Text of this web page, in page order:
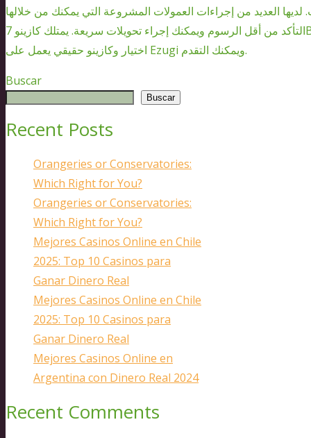
العديد من إجراءات العمولات المشروعة التي يمكنك من خلالها
التأكد من أقل الرسوم ويمكنك إجراء تحويلات سريعة. يمتلك كازينو 7Bit نوعًا جذابًا من ألعاب الفيديو بالإضافة إلى ثلاثمائة
اختيار وكازينو حقيقي يعمل على Ezugi ويمكنك التقدم.
Buscar
Buscar
Recent Posts
Orangeries or Conservatories:
Which Right for You?
Orangeries or Conservatories:
Which Right for You?
Mejores Casinos Online en Chile
2025: Top 10 Casinos para
Ganar Dinero Real
Mejores Casinos Online en Chile
2025: Top 10 Casinos para
Ganar Dinero Real
Mejores Casinos Online en
Argentina con Dinero Real 2024
Recent Comments